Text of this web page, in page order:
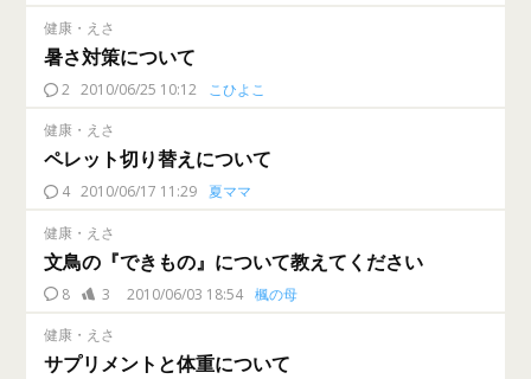
健康・えさ
暑さ対策について
2 2010/06/25 10:12 こひよこ
健康・えさ
ペレット切り替えについて
4 2010/06/17 11:29 夏ママ
健康・えさ
文鳥の『できもの』について教えてください
8 3 2010/06/03 18:54 楓の母
健康・えさ
サプリメントと体重について